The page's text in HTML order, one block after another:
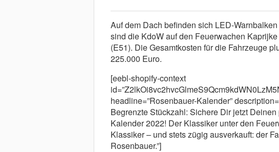
Auf dem Dach befinden sich LED-
sind die KdoW auf den Feuerwachen
(E51). Die Gesamtkosten für die Fahrzeuge
225.000 Euro.
[eebl-shopify-context
headline=”Rosenbauer-Kalender”
Begrenzte Stückzahl: Sichere Dir jetzt
Kalender 2022! Der Klassiker unter den
Klassiker – und stets zügig ausverkauft: der
Rosenbauer.”]